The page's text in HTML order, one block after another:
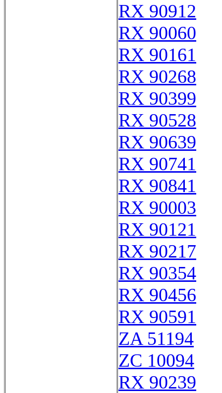
RX 90912
RX 90060
RX 90161
RX 90268
RX 90399
RX 90528
RX 90639
RX 90741
RX 90841
RX 90003
RX 90121
RX 90217
RX 90354
RX 90456
RX 90591
ZA 51194
ZC 10094
RX 90239